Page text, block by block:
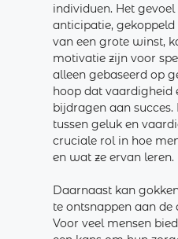
individuen. Het
anticipatie,
van een grote winst,
motivatie zijn voor
alleen gebaseerd op
hoop dat vaardigheid
bijdragen aan
tussen geluk en
cruciale rol in hoe
en wat ze ervan leren.
Daarnaast kan
te ontsnappen aan de
Voor veel mensen